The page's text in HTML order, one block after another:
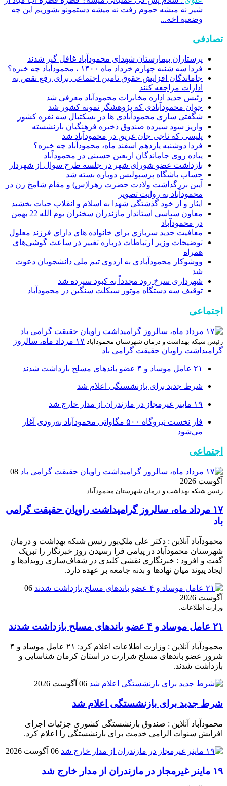
شیر نه میشه حموم رفت نه میشه دستمونو بشوریم این چه
وضعیه اخه...
تصادفی
پرستاران بیمارستان شهدای محمودآباد غافل گیر شدند
فردا سه شنبه چهارم خرداد ماه ۱۴۰۰ ، محمودآباد چه خبره؟
جاماندگان افزایش حقوق تامین اجتماعی برای رفع نقص به
ادارات مراجعه کنند
رئیس جدید اداره مخابرات محمودآباد معرفی شد
جوان محمودآبادی که پژوهشگر نمونه کشور شد
شگفتی سازی محمودآبادی ها در بسکتبال سه نفره کشور
واریز سود سپرده صندوق ذخیره فرهنگیان بازنشسته
پلیسی که ناجی جان غریق در محمودآباد شد
فردا دوشنبه یازدهم اسفند ماه، محمودآباد چه خبره؟
پیاده روی جاماندگان اربعین حسینی در محمودآباد
بازداشت عضو شورای شهر در جلسه طرح سوال از شهردار
حساب باشگاه پرسپولیس دوباره بسته شد
آیین بزرگداشت ولادت حضرت زهرا(س) و مقام شامخ زن در
محمودآباد به روایت تصویر
ایثار و از خود گذشتگی شهدا به اسلام و انقلاب حیات بخشید
معاون سیاسی استاندار مازندران سخنران یوم الله 22 بهمن
در محمودآباد
معافيت جديد سربازي براي خانواده هاي داراي فرزند معلول
توضیحات وزیر ارتباطات درباره تغییر در ساعت گوشی‌های
همراه
ووشوکار محمودآبادی به اردوی تیم ملی دانشجویان دعوت
شد
شهرداری سرخ رود مجدداً به کبود سپرده شد
توقیف سه دستگاه موتور سیکلت سنگین در محمودآباد
اجتماعی
رئیس شبکه بهداشت و درمان شهرستان محمودآباد
۱۷ مرداد ماه، سالروز
گرامیداشت راویان حقیقت گرامی باد
۲۱ عامل موساد و ۴ عضو باند‌های مسلح بازداشت شدند
شرط جدید برای بازنشستگی اعلام شد
۱۹ ماینر غیرمجاز در مازندران از مدار خارج شد
فاز نخست نیروگاه ۵۰۰ مگاواتی محمودآباد به‌زودی آغاز
می‌شود
اجتماعی
08
آگوست 2026
رئیس شبکه بهداشت و درمان شهرستان محمودآباد
۱۷ مرداد ماه، سالروز گرامیداشت راویان حقیقت گرامی
باد
محمودآباد آنلاین : دکتر علی ملک‌پور رئیس شبکه بهداشت و درمان
شهرستان محمودآباد در پیامی فرا رسیدن روز خبرنگار را تبریک
گفت و افزود : خبرنگاری نقشی کلیدی در شفاف‌سازی رویدادها و
ایجاد پیوند میان نهادها و بدنه جامعه بر عهده دارد.
06
آگوست 2026
وزارت اطلاعات:
۲۱ عامل موساد و ۴ عضو باند‌های مسلح بازداشت شدند
محمودآباد آنلاین : وزارت اطلاعات اعلام کرد: ۲۱ عامل موساد و ۴
شرور عضو باند‌های مسلح شرارت در استان کرمان شناسایی و
بازداشت شدند.
06 آگوست 2026
شرط جدید برای بازنشستگی اعلام شد
محمودآباد آنلاین : صندوق بازنشستگی کشوری جزئیات اجرای
افزایش سنوات الزامی خدمت برای بازنشستگی را اعلام کرد.
06 آگوست 2026
۱۹ ماینر غیرمجاز در مازندران از مدار خارج شد